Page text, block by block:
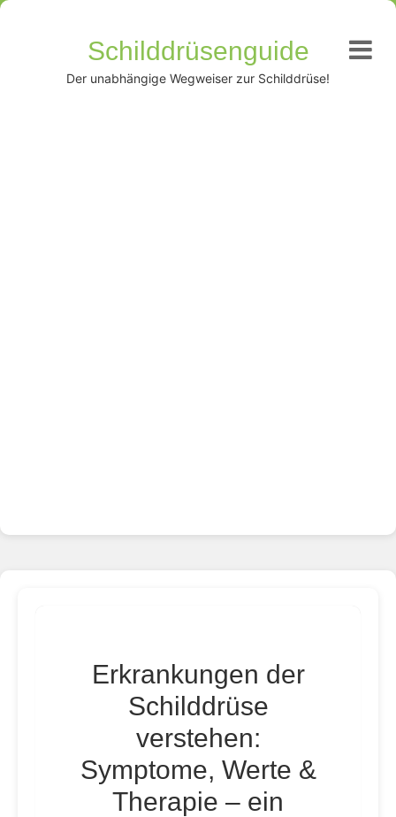
Schilddrüsenguide
Der unabhängige Wegweiser zur Schilddrüse!
Erkrankungen der
Schilddrüse
verstehen:
Symptome, Werte &
Therapie – ein